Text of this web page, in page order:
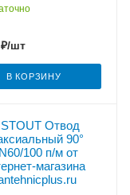
/шт
В КОРЗИНУ